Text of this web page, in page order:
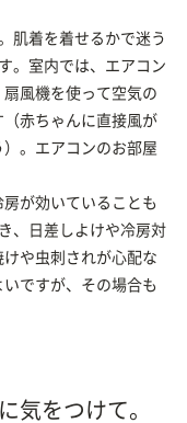
肌着を着せるかで迷う
。室内では、エアコン
風機を使って空気の
赤ちゃんに直接風が
。エアコンのお部屋
が効いていることも
、日差しよけや冷房対
や虫刺されが心配な
ですが、その場合も
気をつけて。